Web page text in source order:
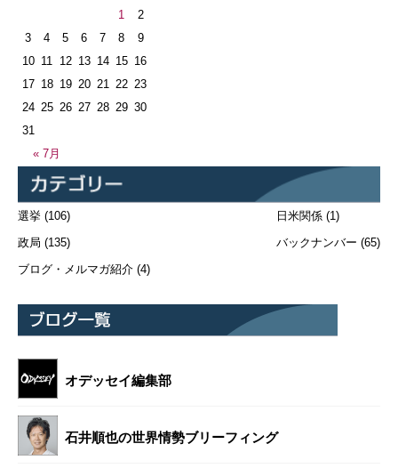
« 7月
1
2
3
4 5 6 7 8
9
10 11 12 13 14 15 16
17 18 19 20 21 22 23
24 25 26 27 28 29 30
31
選挙 (106)
政局 (135)
ブログ・メルマガ紹介 (4)
日米関係 (1)
バックナンバー (65)
オデッセイ編集部
石井順也の世界情勢ブリーフィング